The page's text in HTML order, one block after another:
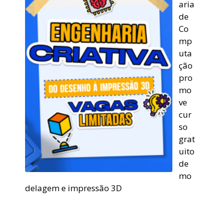
aria
de
Co
mp
uta
ção
pro
mo
ve
cur
so
grat
uito
de
mo
delagem e impressão 3D